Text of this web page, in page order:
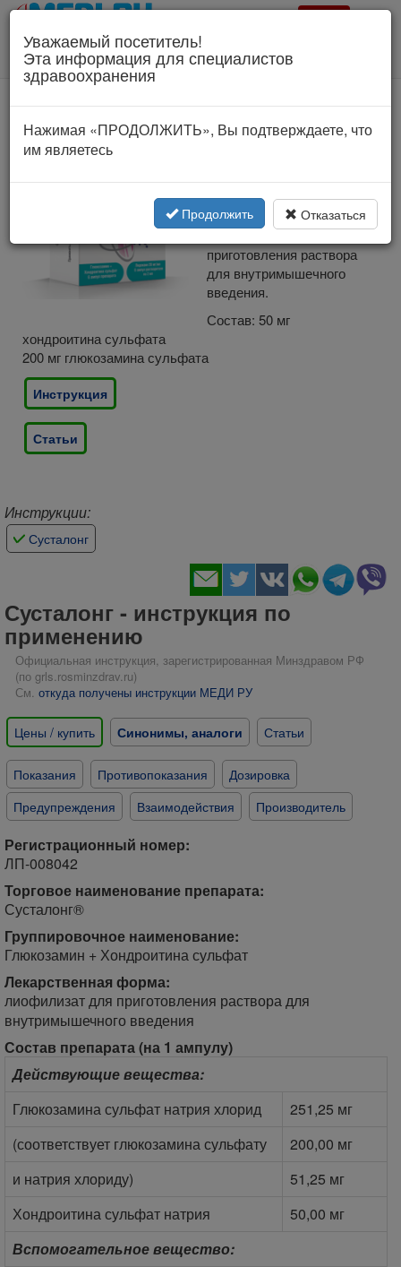
Для специалистов здравоохранения!
Соглашение об использовании
Уважаемый посетитель!
Эта информация для специалистов
здравоохранения
Нажимая «ПРОДОЛЖИТЬ», Вы подтверждаете, что
им являетесь
Продолжить Отказаться
ellara.ru
инъекционный препарат
группы SYSADOA
Лиофилизат для
приготовления раствора
для внутримышечного
введения.
Состав: 50 мг
хондроитина сульфата
200 мг глюкозамина сульфата
Инструкция
Статьи
Инструкции:
Сусталонг
Сусталонг - инструкция по
применению
Официальная инструкция, зарегистрированная Минздравом РФ
(по grls.rosminzdrav.ru)
См. откуда получены инструкции МЕДИ РУ
Цены / купить Синонимы, аналоги Статьи
Показания Противопоказания
Дозировка
Предупреждения
Взаимодействия Производитель
Регистрационный номер:
ЛП-008042
Торговое наименование препарата:
Сусталонг®
Группировочное наименование:
Глюкозамин + Хондроитина сульфат
Лекарственная форма:
лиофилизат для приготовления раствора для
внутримышечного введения
Состав препарата (на 1 ампулу)
Действующие вещества:
Глюкозамина сульфат натрия хлорид
251,25 мг
(соответствует глюкозамина сульфату
200,00 мг
и натрия хлориду)
51,25 мг
Хондроитина сульфат натрия
50,00 мг
Вспомогательное вещество: